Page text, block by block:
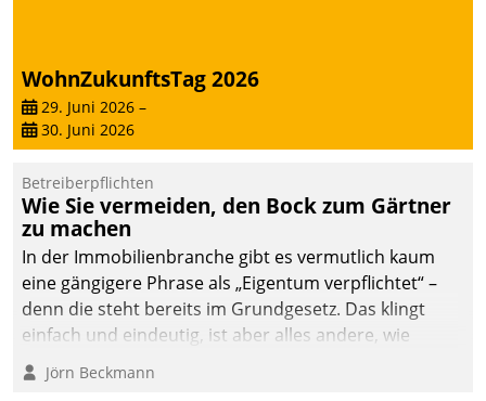
WohnZukunftsTag 2026
29. Juni 2026 –
30. Juni 2026
Betreiberpflichten
Wie Sie vermeiden, den Bock zum Gärtner
zu machen
In der Immobilienbranche gibt es vermutlich kaum
eine gängigere Phrase als „Eigentum verpflichtet“ –
denn die steht bereits im Grundgesetz. Das klingt
einfach und eindeutig, ist aber alles andere, wie
Branchenbeschäftigte wissen. Denn mit der
Verantwortung folgen Verpflichtungen.
Jörn Beckmann